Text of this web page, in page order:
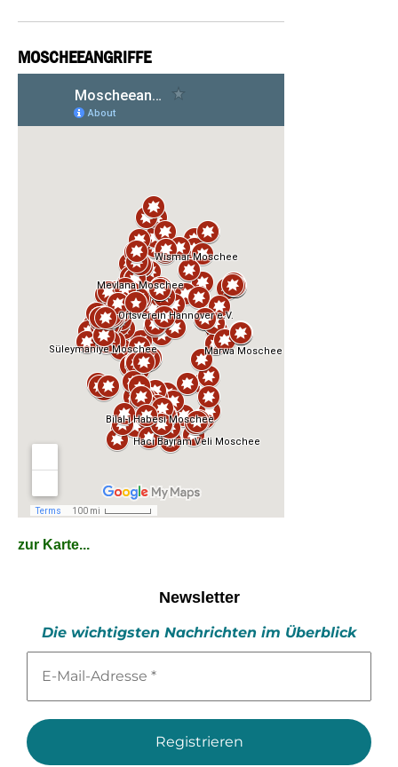
MOSCHEEANGRIFFE
zur Karte...
Newsletter
Die wichtigsten Nachrichten im Überblick
Mail-
*